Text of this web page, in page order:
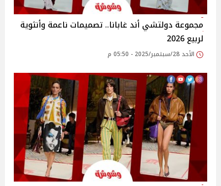
مجموعة دولتشي أند غابانا.. تصميمات ناعمة وأنثوية
لربيع 2026
الأحد 28/سبتمبر/2025 - 05:50 م